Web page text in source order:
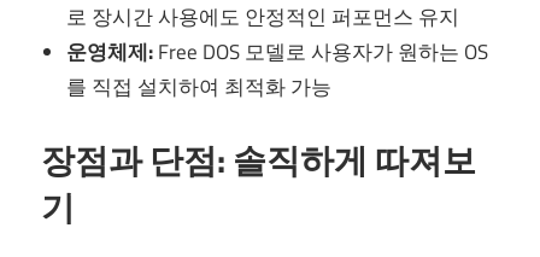
로 장시간 사용에도 안정적인 퍼포먼스 유지
운영체제:Free DOS 모델로 사용자가 원하는 OS
를 직접 설치하여 최적화 가능
장점과 단점: 솔직하게 따져보
기